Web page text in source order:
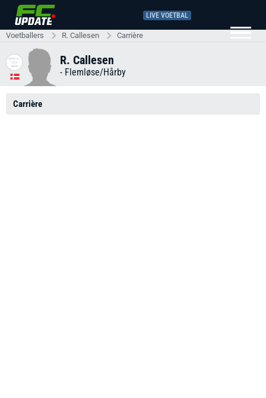
LIVE VOETBAL
Voetballers R. Callesen Carrière
R. Callesen
- Flemløse/Hårby
Carrière